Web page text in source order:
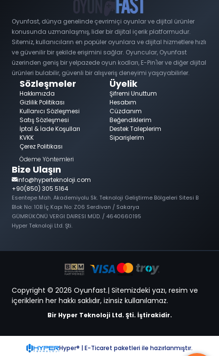
Oyunfast, dünya genelinde çevrimiçi oyunlar ve dijital ürünler
konusunda uzmanlaşmış, lider bir dijital içerik platformudur.
Sitemiz, kullanıcıların en popüler oyunlara ve dijital hizmetlere hızlı
ve güvenilir bir şekilde erişimini sağlar. Oyuncular, Oyunfast
üzerinden geniş bir yelpazede oyun kodları, E-Pin'ler ve diğer dijital
ürünleri bulabilir, güvenli bir alışveriş deneyimi yaşayabilirler.
Sözleşmeler
Hakkımızda
Gizlilik Politikası
Kullanıcı Sözleşmesi
Satış Sözleşmesi
İptal & İade Koşulları
KVKK
Çerez Politikası
Ödeme Yöntemleri
Üyelik
Şifremi Unuttum
Hesabım
Cüzdanım
Beğendiklerim
Destek Taleplerim
Siparişlerim
Bize Ulaşın
info@hyperteknoloji.com
+90(850) 305 5164
Esentepe Mah. Akademiyolu Sk. Teknoloji Geliştirme Bölgeleri Sitesi B
Blok No: 10B İç Kapı No: Z06 Serdivan / Sakarya
GÜMRÜKÖNÜ VERGI DAIRESI MÜD. / 4640660195
Hyper Teknoloji Ltd. Şti.
Copyright © 2026 Oyunfast.| Sitemizdeki yazı, resim ve
içeriklerin her hakkı saklıdır, izinsiz kullanılamaz.
Bir Hyper Teknoloji Ltd. Şti. İştirakidir.
Hyper® | E-Ticaret paketleri ile hazırlanmıştır.